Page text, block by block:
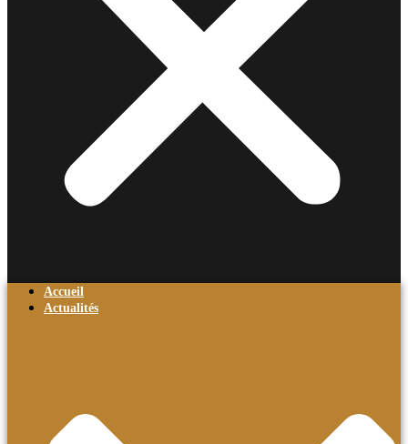
Accueil
Actualités